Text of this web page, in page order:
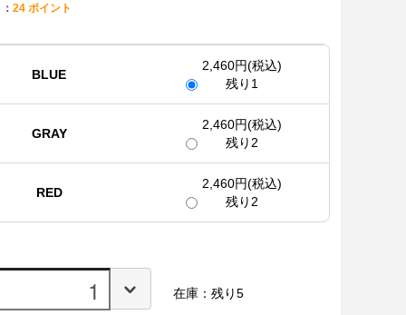
24 ポイント
BLUE
2,460円(税込)
残り1
GRAY
2,460円(税込)
残り2
RED
2,460円(税込)
残り2
在庫：残り5